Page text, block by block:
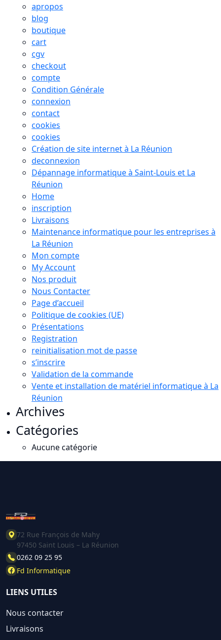
apropos
blog
boutique
cart
cgv
checkout
compte
Condition Générale
connexion
contact
cookies
cookies
Création de site internet à La Réunion
deconnexion
Dépannage informatique à Saint-Louis et La
Réunion
Home
inscription
Livraisons
Maintenance informatique pour les entreprises à
La Réunion
Mon compte
My Account
Nos produit
Nous Contacter
Page d’accueil
Politique de cookies (UE)
Présentations
Registration
reinitialisation mot de passe
s’inscrire
Validation de la commande
Vente et installation de matériel informatique à La
Réunion
Archives
Catégories
Aucune catégorie
72 Rue François de Mahy
97450 Saint Louis – La Réunion
0262 09 25 95
Fd Informatique
LIENS UTILES
Nous contacter
Livraisons